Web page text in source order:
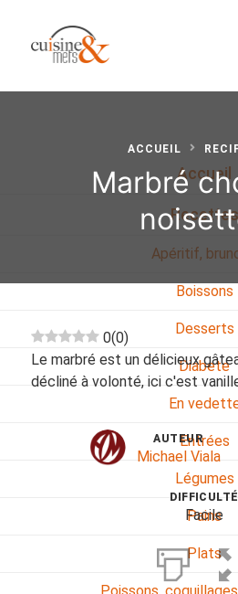
Accueil
Recettes
Apéritif,
Boissons
Desserts
Diabete
En
Entrées
Légumes
Pains
Plats
ACCUEIL
Marbré
0(0)
Le marbré est un délicieux
décliné à volonté, ici c'est
AUTEUR
Michael Viala
DIFFICULTÉ
Facile